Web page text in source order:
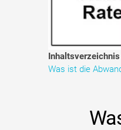
Inhaltsverzeichnis
Was ist die